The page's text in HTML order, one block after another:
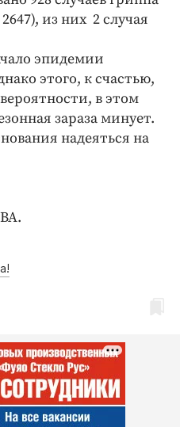
из них 2 случая
эпидемии
этого, к счастью,
в этом
зараза минует.
надеяться на